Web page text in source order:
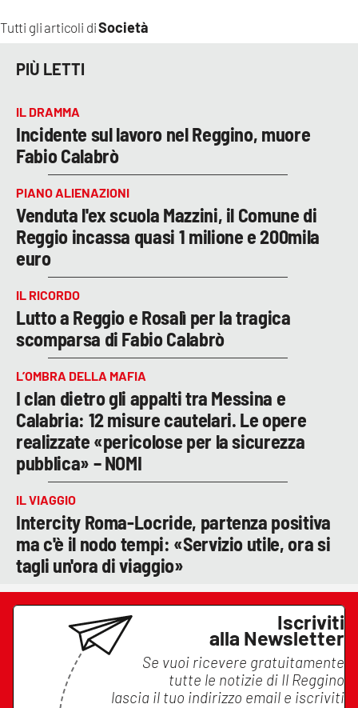
Tutti gli articoli diSocietà
PIÙ LETTI
IL DRAMMA
Incidente sul lavoro nel Reggino, muore
Fabio Calabrò
PIANO ALIENAZIONI
Venduta l'ex scuola Mazzini, il Comune di
Reggio incassa quasi 1 milione e 200mila
euro
IL RICORDO
Lutto a Reggio e Rosalì per la tragica
scomparsa di Fabio Calabrò
L’OMBRA DELLA MAFIA
I clan dietro gli appalti tra Messina e
Calabria: 12 misure cautelari. Le opere
realizzate «pericolose per la sicurezza
pubblica» – NOMI
IL VIAGGIO
Intercity Roma-Locride, partenza positiva
ma c'è il nodo tempi: «Servizio utile, ora si
tagli un'ora di viaggio»
Iscriviti
alla Newsletter
Se vuoi ricevere gratuitamente
tutte le notizie di Il Reggino
lascia il tuo indirizzo email e iscriviti